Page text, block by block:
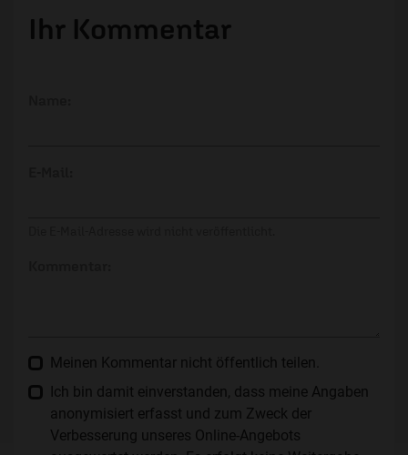
Ihr Kommentar
Meinen Kommentar nicht öffentlich teilen.
Ich bin damit einverstanden, dass meine Angaben
anonymisiert erfasst und zum Zweck der
Verbesserung unseres Online-Angebots